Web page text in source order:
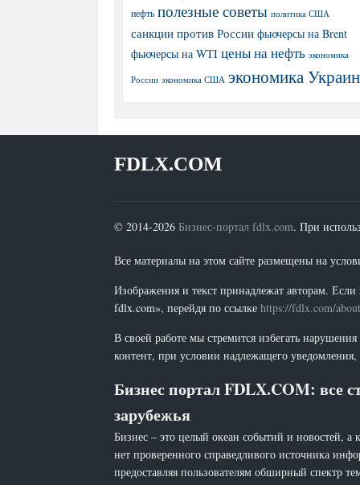
нефть полезные советы политика США
санкции против России фьючерсы на Brent
фьючерсы на WTI цены на нефть экономика
России экономика США экономика
FDLX.COM
© 2014-2026 Бизнес-портал fdlx.com. При
Все материалы на этом сайте размещены на
Изображения и текст принадлежат авторам.
fdlx.com», перейдя по ссылке https://fdlx.com/
В своей работе мы стремится избегать
контент, при условии надлежащего
Бизнес портал FDLX.COM: все
зарубежья
Бизнес – это целый океан событий и новостей,
нет проверенного справедливого источника
предоставляя пользователям обширный спектр